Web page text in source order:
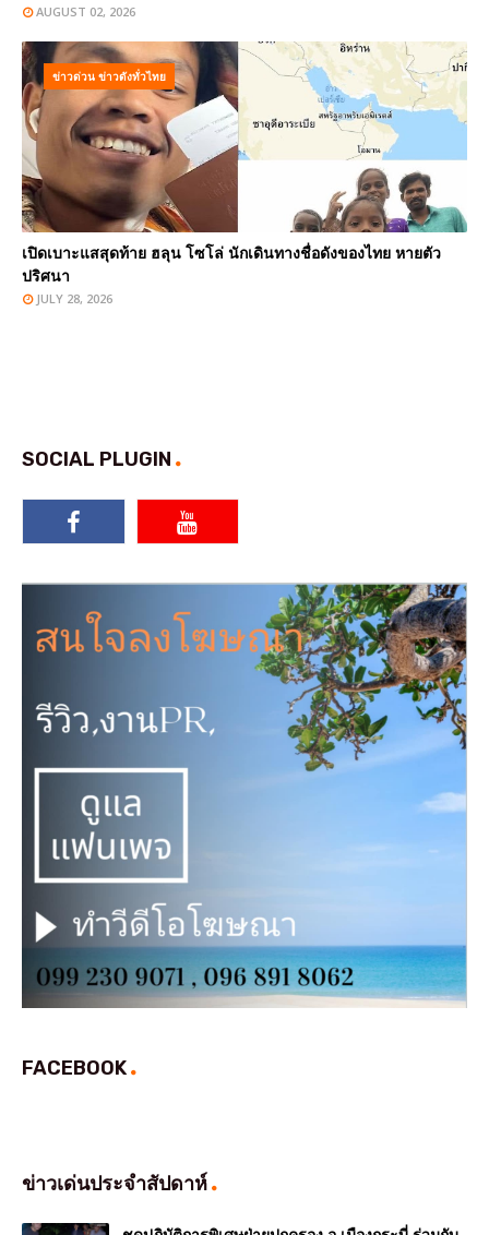
AUGUST 02, 2026
ข่าวด่วน ข่าวดังทั่วไทย
เปิดเบาะแสสุดท้าย ฮลุน โซโล่ นักเดินทางชื่อดังของไทย หายตัว
ปริศนา
JULY 28, 2026
SOCIAL PLUGIN
FACEBOOK
ข่าวเด่นประจำสัปดาห์